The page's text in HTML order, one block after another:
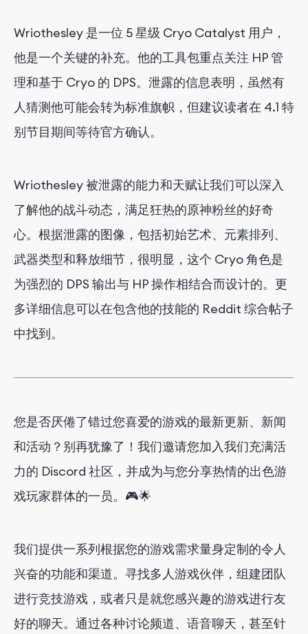
Wriothesley 是一位 5​​ 星级 Cryo Catalyst 用户，
他是一个关键的补充。他的工具包重点关注 HP 管
理和基于 Cryo 的 DPS。泄露的信息表明，虽然有
人猜测他可能会转为标准旗帜，但建议读者在 4.1 特
别节目期间等待官方确认。
Wriothesley 被泄露的能力和天赋让我们可以深入
了解他的战斗动态，满足狂热的原神粉丝的好奇
心。根据泄露的图像，包括初始艺术、元素排列、
武器类型和释放细节，很明显，这个 Cryo 角色是
为强烈的 DPS 输出与 HP 操作相结合而设计的。更
多详细信息可以在包含他的技能的 Reddit 综合帖子
中找到。
您是否厌倦了错过您喜爱的游戏的最新更新、新闻
和活动？别再犹豫了！我们邀请您加入我们充满活
力的 Discord 社区，并成为与您分享热情的出色游
戏玩家群体的一员。🎮🌟
我们提供一系列根据您的游戏需求量身定制的令人
兴奋的功能和渠道。寻找多人游戏伙伴，组建团队
进行竞技游戏，或者只是就您感兴趣的游戏进行友
好的聊天。通过各种讨论频道、语音聊天，甚至针